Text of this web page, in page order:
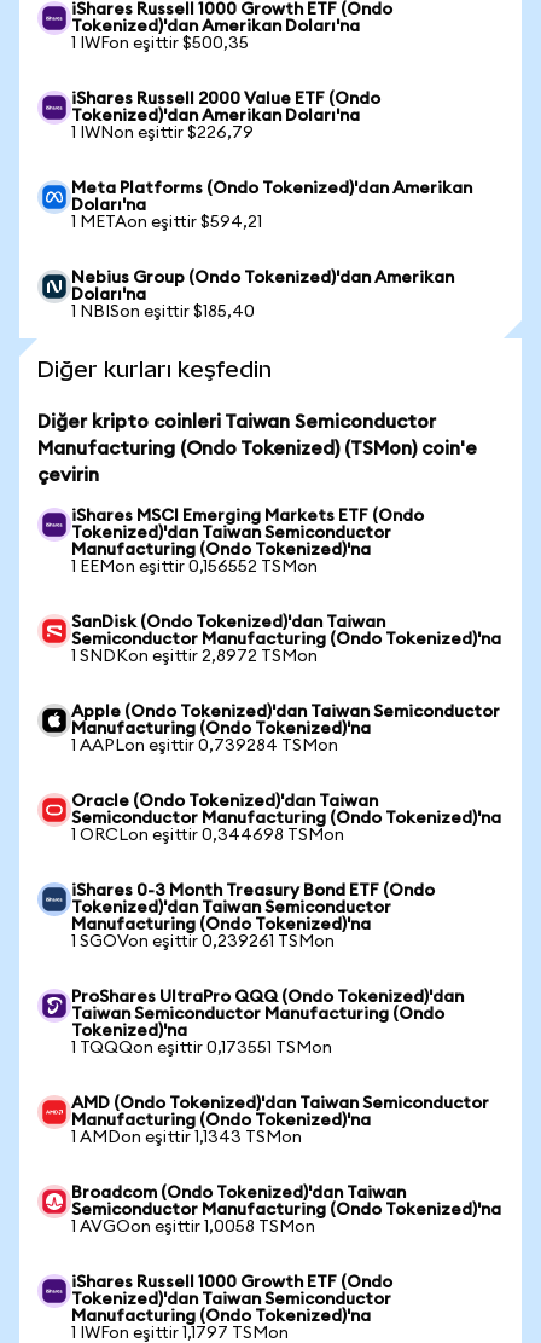
iShares Russell 1000 Growth ETF (Ondo
Tokenized)'dan Amerikan Doları'na
1 IWFon eşittir $500,35
iShares Russell 2000 Value ETF (Ondo
Tokenized)'dan Amerikan Doları'na
1 IWNon eşittir $226,79
Meta Platforms (Ondo Tokenized)'dan Amerikan
Doları'na
1 METAon eşittir $594,21
Nebius Group (Ondo Tokenized)'dan Amerikan
Doları'na
1 NBISon eşittir $185,40
Diğer kurları keşfedin
Diğer kripto coinleri Taiwan Semiconductor
Manufacturing (Ondo Tokenized) (TSMon) coin'e
çevirin
iShares MSCI Emerging Markets ETF (Ondo
Tokenized)'dan Taiwan Semiconductor
Manufacturing (Ondo Tokenized)'na
1 EEMon eşittir 0,156552 TSMon
SanDisk (Ondo Tokenized)'dan Taiwan
Semiconductor Manufacturing (Ondo Tokenized)'na
1 SNDKon eşittir 2,8972 TSMon
Apple (Ondo Tokenized)'dan Taiwan Semiconductor
Manufacturing (Ondo Tokenized)'na
1 AAPLon eşittir 0,739284 TSMon
Oracle (Ondo Tokenized)'dan Taiwan
Semiconductor Manufacturing (Ondo Tokenized)'na
1 ORCLon eşittir 0,344698 TSMon
iShares 0-3 Month Treasury Bond ETF (Ondo
Tokenized)'dan Taiwan Semiconductor
Manufacturing (Ondo Tokenized)'na
1 SGOVon eşittir 0,239261 TSMon
ProShares UltraPro QQQ (Ondo Tokenized)'dan
Taiwan Semiconductor Manufacturing (Ondo
Tokenized)'na
1 TQQQon eşittir 0,173551 TSMon
AMD (Ondo Tokenized)'dan Taiwan Semiconductor
Manufacturing (Ondo Tokenized)'na
1 AMDon eşittir 1,1343 TSMon
Broadcom (Ondo Tokenized)'dan Taiwan
Semiconductor Manufacturing (Ondo Tokenized)'na
1 AVGOon eşittir 1,0058 TSMon
iShares Russell 1000 Growth ETF (Ondo
Tokenized)'dan Taiwan Semiconductor
Manufacturing (Ondo Tokenized)'na
1 IWFon eşittir 1,1797 TSMon